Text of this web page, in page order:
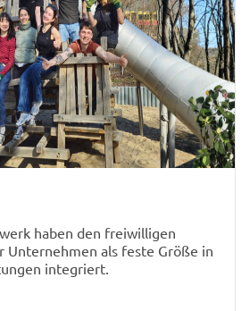
haben den freiwilligen
Unternehmen als feste Größe in
integriert.